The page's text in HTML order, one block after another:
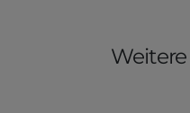
Weitere